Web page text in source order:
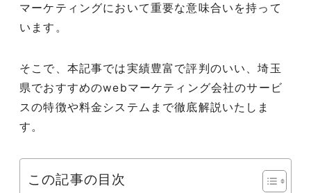
マーケティングにおいて重要な意味合いを持って
います。
そこで、本記事では実績豊富で評判のいい、埼玉
県でおすすめのwebマーケティング会社のサービ
スの特徴や料金システムまで徹底解説いたしま
す。
この記事の目次